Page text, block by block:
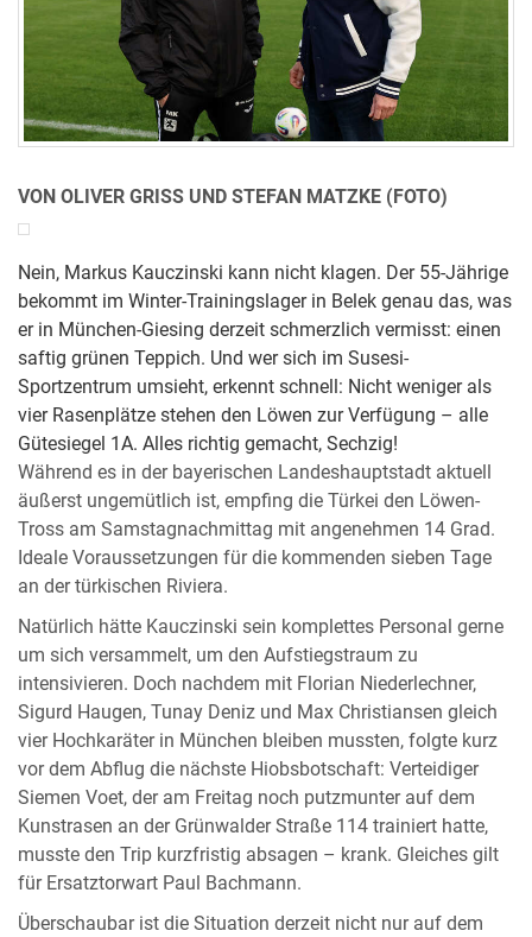
VON OLIVER GRISS UND STEFAN MATZKE (FOTO)
Nein, Markus Kauczinski kann nicht klagen. Der 55-Jährige
bekommt im Winter-Trainingslager in Belek genau das, was
er in München-Giesing derzeit schmerzlich vermisst: einen
saftig grünen Teppich. Und wer sich im Susesi-
Sportzentrum umsieht, erkennt schnell: Nicht weniger als
vier Rasenplätze stehen den Löwen zur Verfügung – alle
Gütesiegel 1A. Alles richtig gemacht, Sechzig!
Während es in der bayerischen Landeshauptstadt aktuell
äußerst ungemütlich ist, empfing die Türkei den Löwen-
Tross am Samstagnachmittag mit angenehmen 14 Grad.
Ideale Voraussetzungen für die kommenden sieben Tage
an der türkischen Riviera.
Natürlich hätte Kauczinski sein komplettes Personal gerne
um sich versammelt, um den Aufstiegstraum zu
intensivieren. Doch nachdem mit Florian Niederlechner,
Sigurd Haugen, Tunay Deniz und Max Christiansen gleich
vier Hochkaräter in München bleiben mussten, folgte kurz
vor dem Abflug die nächste Hiobsbotschaft: Verteidiger
Siemen Voet, der am Freitag noch putzmunter auf dem
Kunstrasen an der Grünwalder Straße 114 trainiert hatte,
musste den Trip kurzfristig absagen – krank. Gleiches gilt
für Ersatztorwart Paul Bachmann.
Überschaubar ist die Situation derzeit nicht nur auf dem